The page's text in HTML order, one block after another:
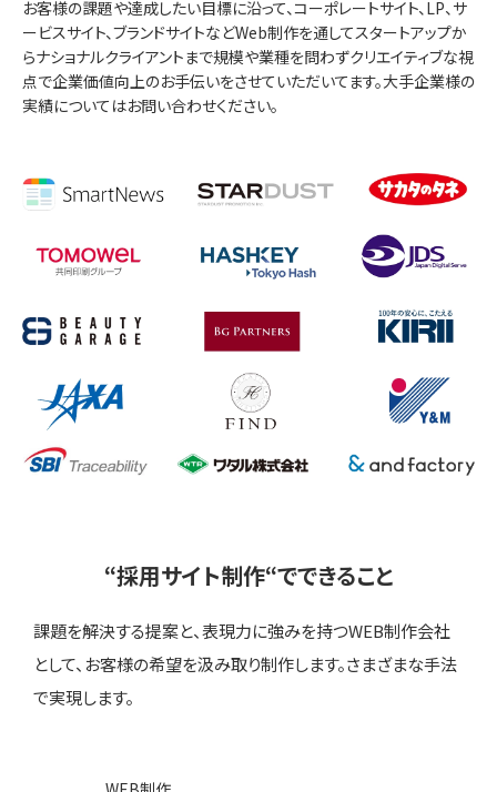
お客様の課題や達成したい目標に沿って、コーポレートサイト、LP、サ
ービスサイト、ブランドサイトなどWeb制作を通してスタートアップか
らナショナルクライアントまで規模や業種を問わずクリエイティブな視
点で企業価値向上のお⼿伝いをさせていただいてます。大手企業様の
実績についてはお問い合わせください。
“採用サイト制作“でできること
課題を解決する提案と、表現力に強みを持つWEB制作会社
として、 お客様の希望を汲み取り制作します。さまざまな手法
で実現します。